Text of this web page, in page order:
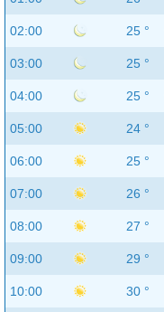
02:00 25 °
03:00 25 °
04:00 25 °
05:00 24 °
06:00 25 °
07:00 26 °
08:00 27 °
09:00 29 °
10:00 30 °